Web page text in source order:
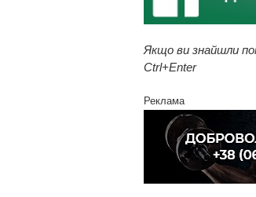
Якщо ви знайшли
Ctrl+Enter
Реклама